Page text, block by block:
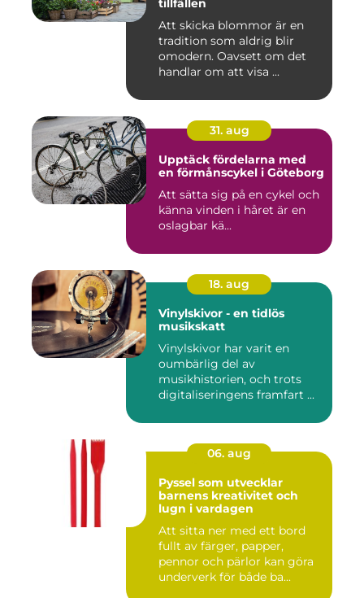
tillfällen
Att skicka blommor är en
tradition som aldrig blir
omodern. Oavsett om det
handlar om att visa ...
31. aug
Upptäck fördelarna med
en förmånscykel i Göteborg
Att sätta sig på en cykel och
känna vinden i håret är en
oslagbar kä...
18. aug
Vinylskivor - en tidlös
musikskatt
Vinylskivor har varit en
oumbärlig del av
musikhistorien, och trots
digitaliseringens framfart ...
06. aug
Pyssel som utvecklar
barnens kreativitet och
lugn i vardagen
Att sitta ner med ett bord
fullt av färger, papper,
pennor och pärlor kan göra
underverk för både ba...